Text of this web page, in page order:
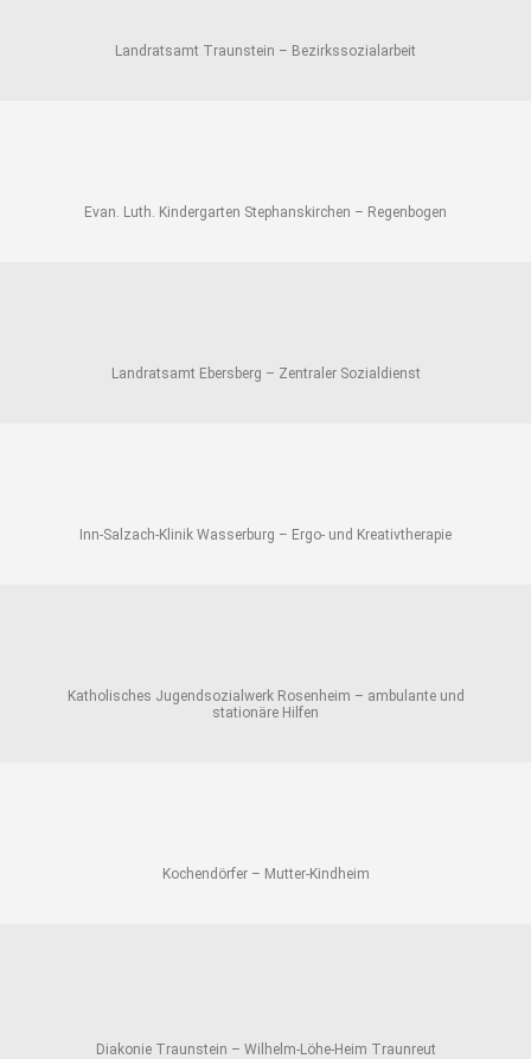
Landratsamt Traunstein – Bezirkssozialarbeit
Evan. Luth. Kindergarten Stephanskirchen – Regenbogen
Landratsamt Ebersberg – Zentraler Sozialdienst
Inn-Salzach-Klinik Wasserburg – Ergo- und Kreativtherapie
Katholisches Jugendsozialwerk Rosenheim – ambulante und
stationäre Hilfen
Kochendörfer – Mutter-Kindheim
Diakonie Traunstein – Wilhelm-Löhe-Heim Traunreut